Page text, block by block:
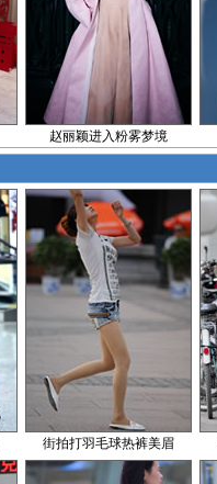
赵丽颖进入粉雾梦境
街拍打羽毛球热裤美眉